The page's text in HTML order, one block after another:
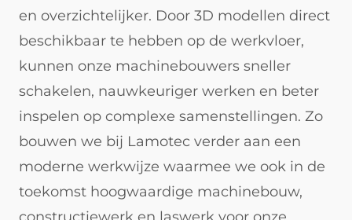
en overzichtelijker. Door 3D modellen direct
beschikbaar te hebben op de werkvloer,
kunnen onze machinebouwers sneller
schakelen, nauwkeuriger werken en beter
inspelen op complexe samenstellingen. Zo
bouwen we bij Lamotec verder aan een
moderne werkwijze waarmee we ook in de
toekomst hoogwaardige machinebouw,